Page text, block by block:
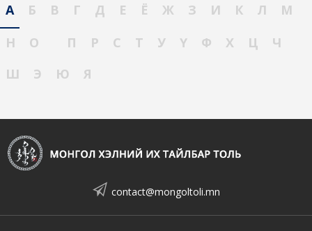
А Б В Г Д Е Ё Ж З И К Л
М
Н
О П Р С Т У Ү Ф Х Ц
Ч
Ш
Э Ю Я
contact@mongoltoli.mn